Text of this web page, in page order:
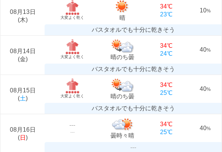
08月13日
(木) 大変よく乾く 晴
34℃
23℃
10%
バスタオルでも十分に乾きそう
08月14日
(金) 大変よく乾く 晴のち曇
34℃
24℃
40%
バスタオルでも十分に乾きそう
08月15日
(土) 大変よく乾く 晴のち曇
34℃
25℃
40%
バスタオルでも十分に乾きそう
08月16日
(日 )
---
---
曇時々晴
34℃
25℃
40%
---